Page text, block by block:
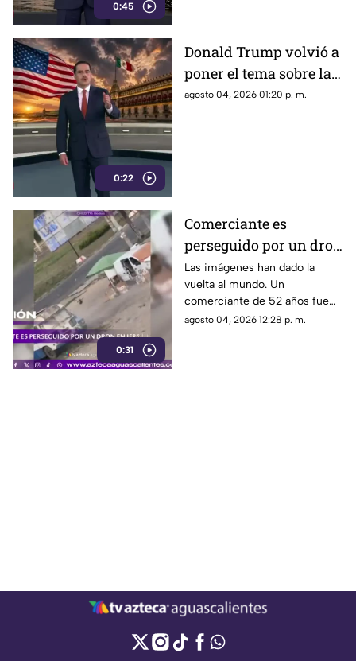
0:45
0:22
Donald Trump volvió a
poner el tema sobre la
mesa sobre la
agosto 04, 2026 01:20 p. m.
0:31
Comerciante es
perseguido por un dron
en Jersón
Las imágenes han dado la
vuelta al mundo. Un
comerciante de 52 años fue
perseguido por un dron FPV
agosto 04, 2026 12:28 p. m.